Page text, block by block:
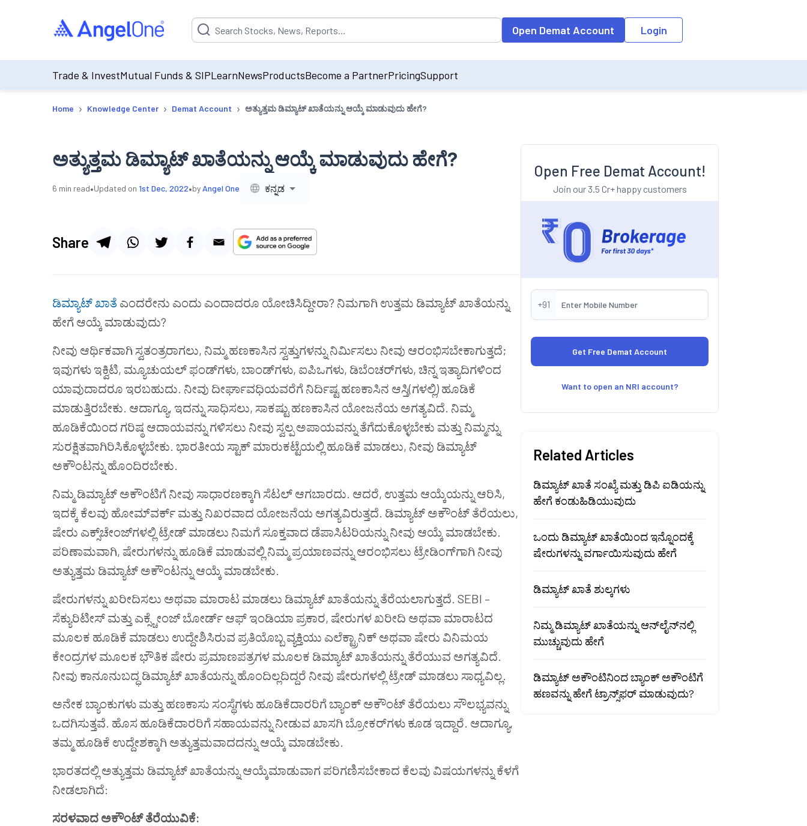
Suggestion will be populated by default on accessing the input field. On entering data into the input field, the suggestion list will be updated as per the
Open Demat Account Login
Trade & InvestMutual Funds & SIPLearnNewsProductsBecome a PartnerPricingSupport
Home › Knowledge Center › Demat Account › ಅತ್ಯುತ್ತಮ ಡಿಮ್ಯಾಟ್ ಖಾತೆಯನ್ನು ಆಯ್ಕೆ ಮಾಡುವುದು ಹೇಗೆ?
ಅತ್ಯುತ್ತಮ ಡಿಮ್ಯಾಟ್ ಖಾತೆಯನ್ನು ಆಯ್ಕೆ ಮಾಡುವುದು ಹೇಗೆ?
6 min read•Updated on 1st Dec, 2022•by Angel One ಕನ್ನಡ
Share
ಡಿಮ್ಯಾಟ್ ಖಾತೆ ಎಂದರೇನು ಎಂದು ಎಂದಾದರೂ ಯೋಚಿಸಿದ್ದೀರಾ? ನಿಮಗಾಗಿ ಉತ್ತಮ ಡಿಮ್ಯಾಟ್ ಖಾತೆಯನ್ನು
ಹೇಗೆ ಆಯ್ಕೆ ಮಾಡುವುದು?
ನೀವು ಆರ್ಥಿಕವಾಗಿ ಸ್ವತಂತ್ರರಾಗಲು, ನಿಮ್ಮ ಹಣಕಾಸಿನ ಸ್ವತ್ತುಗಳನ್ನು ನಿರ್ಮಿಸಲು ನೀವು ಆರಂಭಿಸಬೇಕಾಗುತ್ತದೆ;
ಇವುಗಳು ಇಕ್ವಿಟಿ, ಮ್ಯೂಚುಯಲ್ ಫಂಡ್‌ಗಳು, ಬಾಂಡ್‌ಗಳು, ಐಪಿಒಗಳು, ಡಿಬೆಂಚರ್‌ಗಳು, ಚಿನ್ನ ಇತ್ಯಾದಿಗಳಿಂದ
ಯಾವುದಾದರೂ ಇರಬಹುದು. ನೀವು ದೀರ್ಘಾವಧಿಯವರೆಗೆ ನಿರ್ದಿಷ್ಟ ಹಣಕಾಸಿನ ಆಸ್ತಿ(ಗಳಲ್ಲಿ) ಹೂಡಿಕೆ
ಮಾಡುತ್ತಿರಬೇಕು. ಆದಾಗ್ಯೂ, ಇದನ್ನು ಸಾಧಿಸಲು, ಸಾಕಷ್ಟು ಹಣಕಾಸಿನ ಯೋಜನೆಯ ಅಗತ್ಯವಿದೆ. ನಿಮ್ಮ
ಹೂಡಿಕೆಯಿಂದ ಗರಿಷ್ಠ ಆದಾಯವನ್ನು ಗಳಿಸಲು ನೀವು ಸ್ವಲ್ಪ ಅಪಾಯವನ್ನು ತೆಗೆದುಕೊಳ್ಳಬೇಕು ಮತ್ತು ನಿಮ್ಮನ್ನು
ಸುರಕ್ಷಿತವಾಗಿರಿಸಿಕೊಳ್ಳಬೇಕು. ಭಾರತೀಯ ಸ್ಟಾಕ್ ಮಾರುಕಟ್ಟೆಯಲ್ಲಿ ಹೂಡಿಕೆ ಮಾಡಲು, ನೀವು ಡಿಮ್ಯಾಟ್
ಅಕೌಂಟನ್ನು ಹೊಂದಿರಬೇಕು.
ನಿಮ್ಮ ಡಿಮ್ಯಾಟ್ ಅಕೌಂಟಿಗೆ ನೀವು ಸಾಧಾರಣಕ್ಕಾಗಿ ಸೆಟಲ್ ಆಗಬಾರದು. ಆದರೆ, ಉತ್ತಮ ಆಯ್ಕೆಯನ್ನು ಆರಿಸಿ,
ಇದಕ್ಕೆ ಕೆಲವು ಹೋಮ್‌ವರ್ಕ್ ಮತ್ತು ನಿಖರವಾದ ಯೋಜನೆಯ ಅಗತ್ಯವಿರುತ್ತದೆ. ಡಿಮ್ಯಾಟ್ ಅಕೌಂಟ್ ತೆರೆಯಲು,
ಷೇರು ಎಕ್ಸ್‌ಚೇಂಜ್‌ಗಳಲ್ಲಿ ಟ್ರೇಡ್ ಮಾಡಲು ನಿಮಗೆ ಸೂಕ್ತವಾದ ಡೆಪಾಸಿಟರಿಯನ್ನು ನೀವು ಆಯ್ಕೆ ಮಾಡಬೇಕು.
ಪರಿಣಾಮವಾಗಿ, ಷೇರುಗಳನ್ನು ಹೂಡಿಕೆ ಮಾಡುವಲ್ಲಿ ನಿಮ್ಮ ಪ್ರಯಾಣವನ್ನು ಆರಂಭಿಸಲು ಟ್ರೇಡಿಂಗ್‌ಗಾಗಿ ನೀವು
ಅತ್ಯುತ್ತಮ ಡಿಮ್ಯಾಟ್ ಅಕೌಂಟನ್ನು ಆಯ್ಕೆ ಮಾಡಬೇಕು.
ಷೇರುಗಳನ್ನು ಖರೀದಿಸಲು ಅಥವಾ ಮಾರಾಟ ಮಾಡಲು ಡಿಮ್ಯಾಟ್ ಖಾತೆಯನ್ನು ತೆರೆಯಲಾಗುತ್ತದೆ. SEBI –
ಸೆಕ್ಯುರಿಟೀಸ್ ಮತ್ತು ಎಕ್ಸ್ಚೇಂಜ್ ಬೋರ್ಡ್ ಆಫ್ ಇಂಡಿಯಾ ಪ್ರಕಾರ, ಷೇರುಗಳ ಖರೀದಿ ಅಥವಾ ಮಾರಾಟದ
ಮೂಲಕ ಹೂಡಿಕೆ ಮಾಡಲು ಉದ್ದೇಶಿಸಿರುವ ಪ್ರತಿಯೊಬ್ಬ ವ್ಯಕ್ತಿಯು ಎಲೆಕ್ಟ್ರಾನಿಕ್ ಅಥವಾ ಷೇರು ವಿನಿಮಯ
ಕೇಂದ್ರಗಳ ಮೂಲಕ ಭೌತಿಕ ಷೇರು ಪ್ರಮಾಣಪತ್ರಗಳ ಮೂಲಕ ಡಿಮ್ಯಾಟ್ ಖಾತೆಯನ್ನು ತೆರೆಯುವ ಅಗತ್ಯವಿದೆ.
ನೀವು ಕಾನೂನುಬದ್ಧ ಡಿಮ್ಯಾಟ್ ಖಾತೆಯನ್ನು ಹೊಂದಿಲ್ಲದಿದ್ದರೆ ನೀವು ಷೇರುಗಳಲ್ಲಿ ಟ್ರೇಡ್ ಮಾಡಲು ಸಾಧ್ಯವಿಲ್ಲ.
ಅನೇಕ ಬ್ಯಾಂಕುಗಳು ಮತ್ತು ಹಣಕಾಸು ಸಂಸ್ಥೆಗಳು ಹೂಡಿಕೆದಾರರಿಗೆ ಬ್ಯಾಂಕ್ ಅಕೌಂಟ್ ತೆರೆಯಲು ಸೌಲಭ್ಯವನ್ನು
ಒದಗಿಸುತ್ತವೆ. ಹೊಸ ಹೂಡಿಕೆದಾರರಿಗೆ ಸಹಾಯವನ್ನು ನೀಡುವ ಖಾಸಗಿ ಬ್ರೋಕರ್‌ಗಳು ಕೂಡ ಇದ್ದಾರೆ. ಆದಾಗ್ಯೂ,
ತಮ್ಮ ಹೂಡಿಕೆ ಉದ್ದೇಶಕ್ಕಾಗಿ ಅತ್ಯುತ್ತಮವಾದದನ್ನು ಆಯ್ಕೆ ಮಾಡಬೇಕು.
ಭಾರತದಲ್ಲಿ ಅತ್ಯುತ್ತಮ ಡಿಮ್ಯಾಟ್ ಖಾತೆಯನ್ನು ಆಯ್ಕೆಮಾಡುವಾಗ ಪರಿಗಣಿಸಬೇಕಾದ ಕೆಲವು ವಿಷಯಗಳನ್ನು ಕೆಳಗೆ
ನೀಡಲಾಗಿದೆ:
ಸರಳವಾದ ಅಕೌಂಟ್ ತೆರೆಯುವಿಕೆ:
Open Free Demat Account!
Join our 3.5 Cr+ happy customers
+91
Want to open an NRI account?
Related Articles
ಡಿಮ್ಯಾಟ್ ಖಾತೆ ಸಂಖ್ಯೆ ಮತ್ತು ಡಿಪಿ ಐಡಿಯನ್ನು
ಹೇಗೆ ಕಂಡುಹಿಡಿಯುವುದು
ಒಂದು ಡಿಮ್ಯಾಟ್ ಖಾತೆಯಿಂದ ಇನ್ನೊಂದಕ್ಕೆ
ಷೇರುಗಳನ್ನು ವರ್ಗಾಯಿಸುವುದು ಹೇಗೆ
ಡಿಮ್ಯಾಟ್ ಖಾತೆ ಶುಲ್ಕಗಳು
ನಿಮ್ಮ ಡಿಮ್ಯಾಟ್ ಖಾತೆಯನ್ನು ಆನ್‌ಲೈನ್‌ನಲ್ಲಿ
ಮುಚ್ಚುವುದು ಹೇಗೆ
ಡಿಮ್ಯಾಟ್ ಅಕೌಂಟಿನಿಂದ ಬ್ಯಾಂಕ್ ಅಕೌಂಟಿಗೆ
ಹಣವನ್ನು ಹೇಗೆ ಟ್ರಾನ್ಸ್‌ಫರ್ ಮಾಡುವುದು?